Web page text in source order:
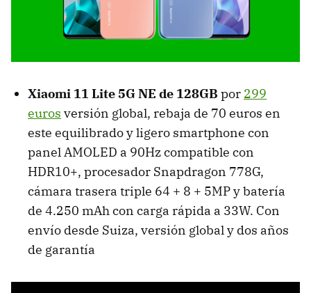
Xiaomi 11 Lite 5G NE de 128GB por 299
euros versión global, rebaja de 70 euros en
este equilibrado y ligero smartphone con
panel AMOLED a 90Hz compatible con
HDR10+, procesador Snapdragon 778G,
cámara trasera triple 64 + 8 + 5MP y batería
de 4.250 mAh con carga rápida a 33W. Con
envío desde Suiza, versión global y dos años
de garantía